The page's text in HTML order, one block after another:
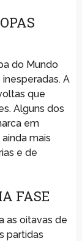
do Mundo
A
que
Alguns dos
em
mais
e de
FASE
as oitavas de
partidas